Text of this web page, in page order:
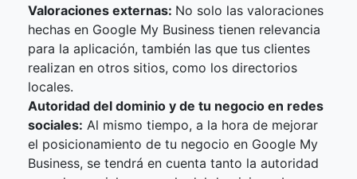
Valoraciones externas: No solo las valoraciones
hechas en Google My Business tienen relevancia
para la aplicación, también las que tus clientes
realizan en otros sitios, como los directorios
locales.
Autoridad del dominio y de tu negocio en redes
sociales: Al mismo tiempo, a la hora de mejorar
el posicionamiento de tu negocio en Google My
Business, se tendrá en cuenta tanto la autoridad